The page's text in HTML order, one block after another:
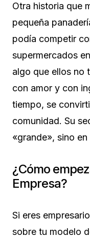
Otra historia que
pequeña
podía competir
supermercados
algo que ellos no
con amor y con
tiempo, se
comunidad. Su
«grande», sino
¿Cómo
Empresa?
Si eres
sobre tu modelo